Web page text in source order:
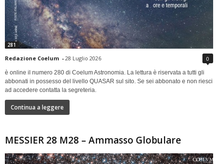
281
Redazione Coelum - 28 Luglio 2026 0
è online il numero 280 di Coelum Astronomia. La lettura è riservata a tutti gli
abbonati in possesso del livello QUASAR sul sito. Se sei abbonato e non riesci
ad accedere contatta la segreteria.
Continua a leggere
MESSIER 28 M28 – Ammasso Globulare